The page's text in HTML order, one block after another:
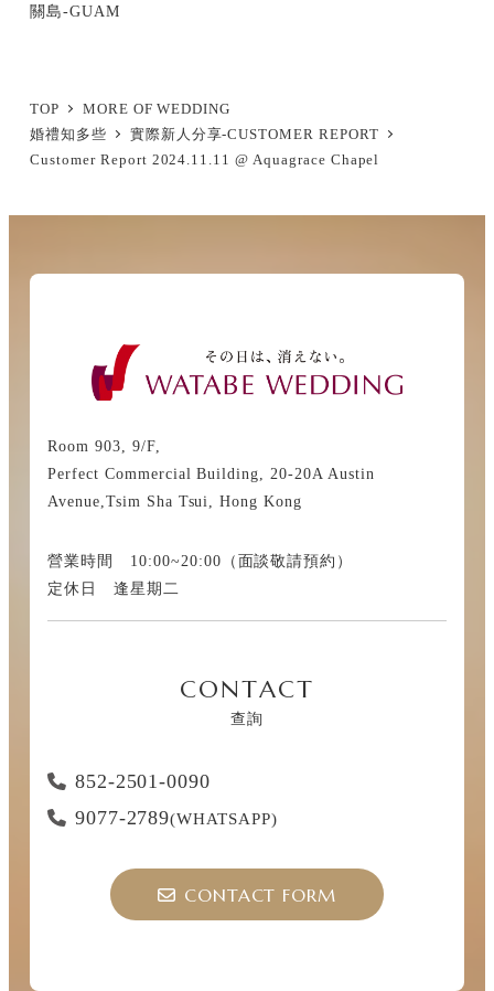
關島-GUAM
TOP
MORE OF WEDDING
婚禮知多些
實際新人分享-CUSTOMER REPORT
Customer Report 2024.11.11 @ Aquagrace Chapel
Room 903, 9/F,
Perfect Commercial Building, 20-20A Austin
Avenue,Tsim Sha Tsui, Hong Kong
營業時間 10:00~20:00（面談敬請預約）
定休日 逢星期二
CONTACT
查詢
852-2501-0090
9077-2789(WHATSAPP)
CONTACT FORM